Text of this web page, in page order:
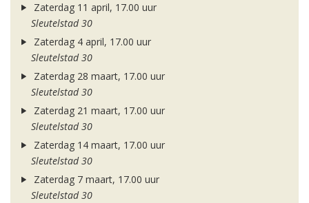
Zaterdag 11 april, 17.00 uur
Sleutelstad 30
Zaterdag 4 april, 17.00 uur
Sleutelstad 30
Zaterdag 28 maart, 17.00 uur
Sleutelstad 30
Zaterdag 21 maart, 17.00 uur
Sleutelstad 30
Zaterdag 14 maart, 17.00 uur
Sleutelstad 30
Zaterdag 7 maart, 17.00 uur
Sleutelstad 30